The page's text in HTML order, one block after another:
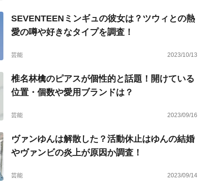
SEVENTEENミンギュの彼女は？ツウィとの熱
愛の噂や好きなタイプを調査！
芸能 2023/10/13
椎名林檎のピアスが個性的と話題！開けている
位置・個数や愛用ブランドは？
芸能 2023/09/16
ヴァンゆんは解散した？活動休止はゆんの結婚
やヴァンビの炎上が原因か調査！
芸能 2023/09/14